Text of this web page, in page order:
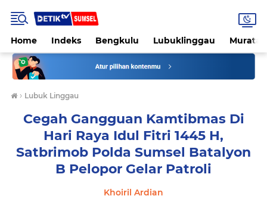
Home Indeks Bengkulu Lubuklinggau
› Lubuk Linggau
Cegah Gangguan Kamtibmas Di
Hari Raya Idul Fitri 1445 H,
Satbrimob Polda Sumsel Batalyon
B Pelopor Gelar Patroli
Khoiril Ardian